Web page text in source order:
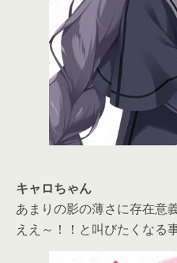
キャロちゃん
あまりの影の薄さに存在意
ええ～！！と叫びたくなる